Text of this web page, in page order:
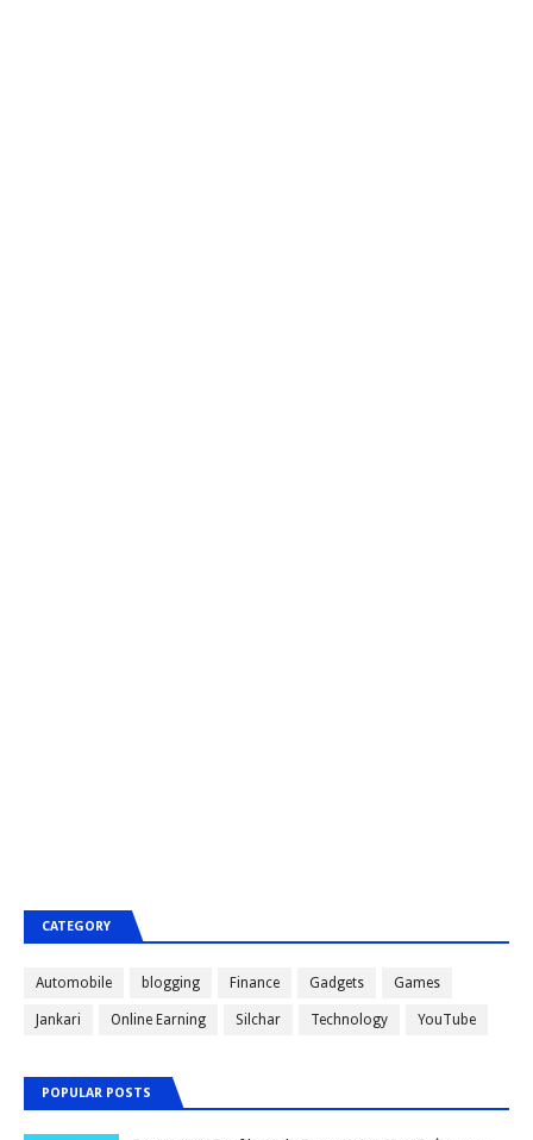
CATEGORY
Automobile blogging Finance Gadgets Games
Jankari Online Earning Silchar Technology YouTube
POPULAR POSTS